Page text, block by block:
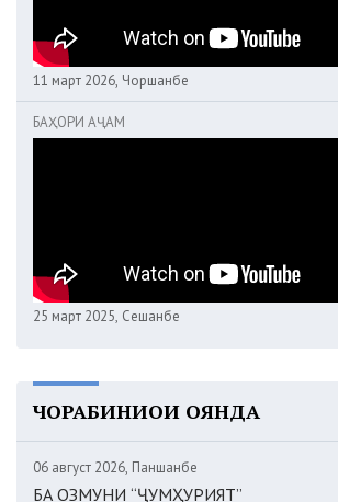
11 март 2026, Чоршанбе
БАҲОРИ АҶАМ
25 март 2025, Сешанбе
ЧОРАБИНИҲОИ ОЯНДА
06 август 2026, Панҷшанбе
БА ОЗМУНИ “ҶУМҲУРИЯТ”